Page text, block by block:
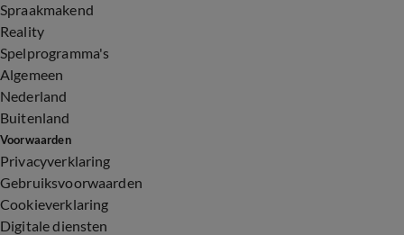
Spraakmakend
Reality
Spelprogramma's
Algemeen
Nederland
Buitenland
Voorwaarden
Privacyverklaring
Gebruiksvoorwaarden
Cookieverklaring
Digitale diensten